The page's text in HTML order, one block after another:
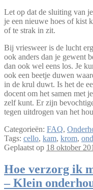
Let op dat de sluiting van
je een nieuwe hoes of kist
of te strak in zit.
Bij vriesweer is de lucht
ook anders dan je gewent
dan ook wel eens los. Je
ook een beetje duwen
in de krul duwt. Is het de
docent om het samen met
zelf kunt. Er zijn
tegen uitdrogen van het
Categorieën: FAQ,
Tags: cello, kam, krom,
Geplaatst op 18 oktober
Hoe verzorg ik
– Klein